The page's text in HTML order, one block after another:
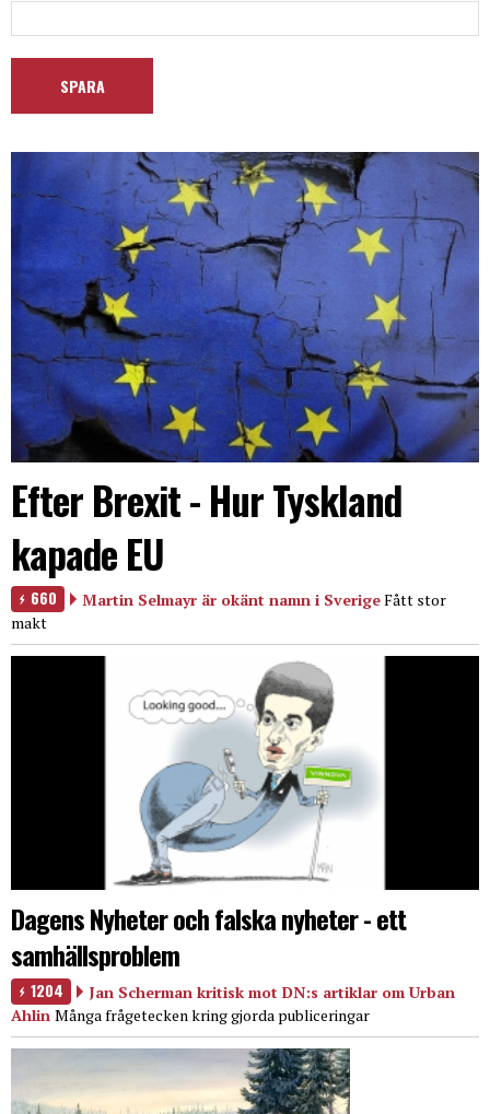
Efter Brexit - Hur Tyskland
kapade EU
660 Martin Selmayr är okänt namn i SverigeFått stor
makt
Dagens Nyheter och falska nyheter - ett
samhällsproblem
1204
Jan Scherman kritisk mot DN:s artiklar om Urban
Ahlin Många frågetecken kring gjorda publiceringar